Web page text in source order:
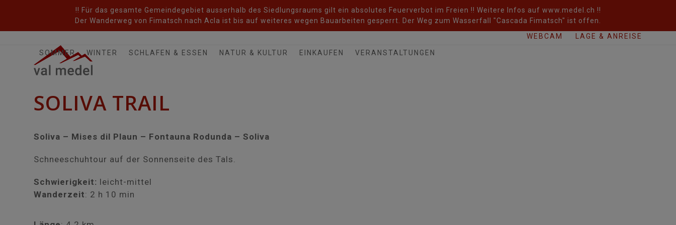
content
!! Für das gesamte Gemeindegebiet ausserhalb des Siedlungsraums gilt ein absolutes Feuerverbot im Freien !! Weitere Infos auf www.medel.ch !!
Der Wanderweg von Fimatsch nach Acla ist bis auf weiteres wegen Bauarbeiten gesperrt. Der Weg zum Wasserfall "Cascada Fimatsch" ist offen.
WEBCAM LAGE & ANREISE
SOMMER WINTER SCHLAFEN & ESSEN NATUR & KULTUR EINKAUFEN VERANSTALTUNGEN
SOLIVA TRAIL
Soliva – Mises dil Plaun – Fontauna Rodunda – Soliva
Schneeschuhtour auf der Sonnenseite des Tals.
Schwierigkeit: leicht-mittel
Wanderzeit: 2 h 10 min